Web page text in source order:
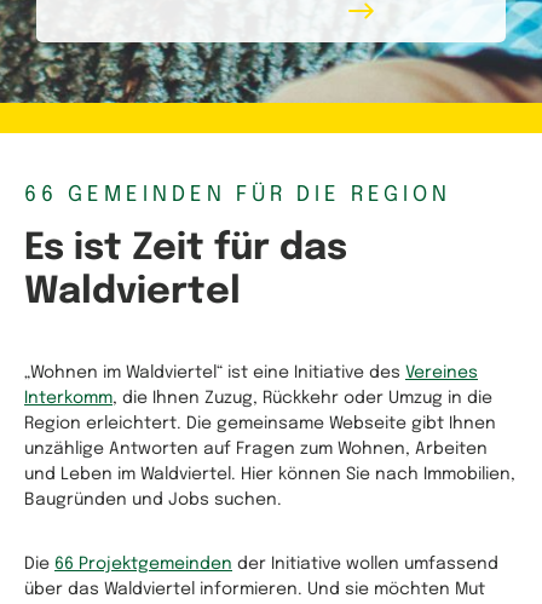
66 GEMEINDEN FÜR DIE REGION
Es ist Zeit für das
Waldviertel
„Wohnen im Waldviertel“ ist eine Initiative des Vereines
Interkomm, die Ihnen Zuzug, Rückkehr oder Umzug in die
Region erleichtert. Die gemeinsame Webseite gibt Ihnen
unzählige Antworten auf Fragen zum Wohnen, Arbeiten
und Leben im Waldviertel. Hier können Sie nach Immobilien,
Baugründen und Jobs suchen.
Die 66 Projektgemeinden der Initiative wollen umfassend
über das Waldviertel informieren. Und sie möchten Mut